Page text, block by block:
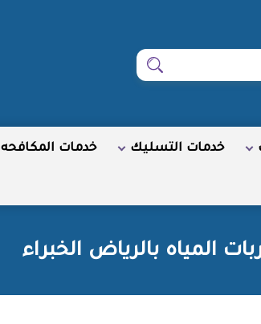
ابحث
خدمات التسليك خدمات المكافحه
المياه بالرياض الخبراء